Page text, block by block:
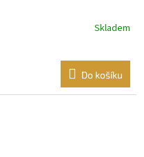
Skladem
Do košíku